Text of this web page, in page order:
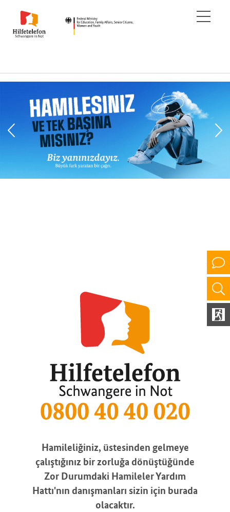
Hamileliğiniz, üstesinden gelmeye
çalıştığınız bir zorluğa dönüştüğünde
Zor Durumdaki Hamileler Yardım
Hattı'nın danışmanları sizin için burada
olacaktır.